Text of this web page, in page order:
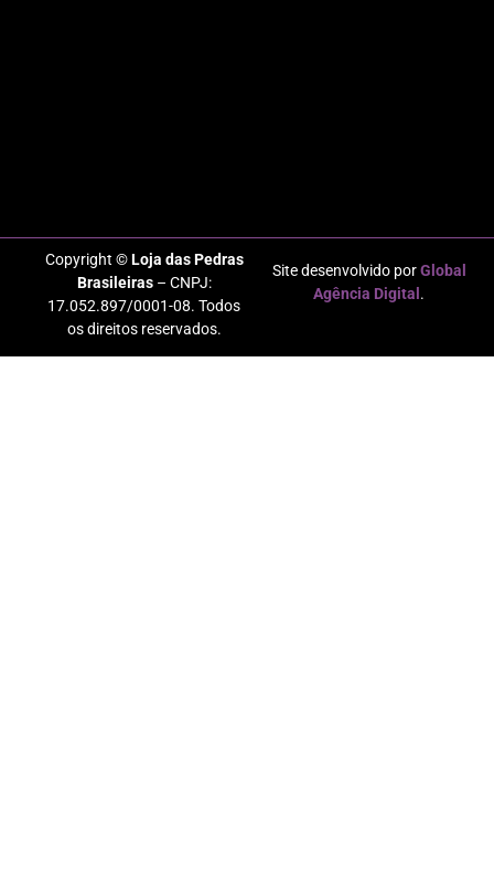
Copyright ©Loja das Pedras
Brasileiras– CNPJ:
17.052.897/0001-08. Todos
os direitos reservados.
Site desenvolvido porGlobal
Agência Digital .